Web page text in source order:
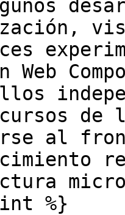
de
al
%}